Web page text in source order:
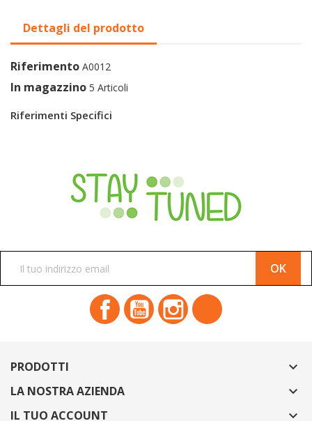
Dettagli del prodotto
Riferimento A0012
In magazzino 5 Articoli
Riferimenti Specifici
FacebookYouTubeInstagram
PRODOTTI 
LA NOSTRA AZIENDA 
IL TUO ACCOUNT 